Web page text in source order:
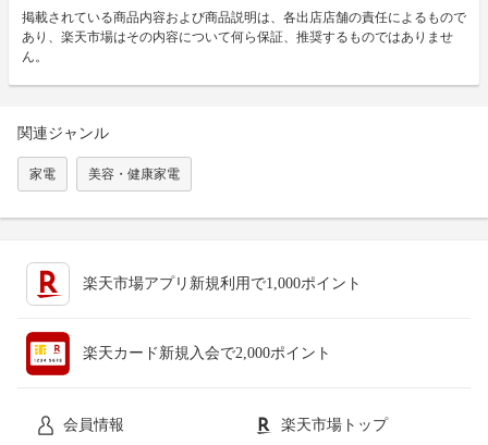
掲載されている商品内容および商品説明は、各出店店舗の責任によるもので
あり、楽天市場はその内容について何ら保証、推奨するものではありませ
ん。
関連ジャンル
家電 美容・健康家電
楽天市場アプリ新規利用で1,000ポイント
楽天カード新規入会で2,000ポイント
会員情報 楽天市場トップ